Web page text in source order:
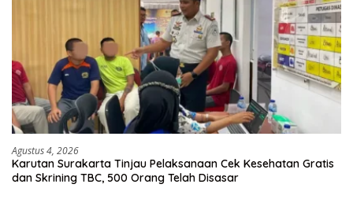
Agustus 4, 2026
Karutan Surakarta Tinjau Pelaksanaan Cek Kesehatan Gratis
dan Skrining TBC, 500 Orang Telah Disasar